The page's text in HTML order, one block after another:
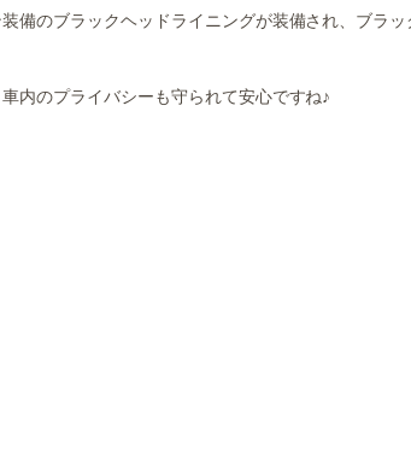
備のブラックヘッドライニングが装備され、ブラ
内のプライバシーも守られて安心ですね♪